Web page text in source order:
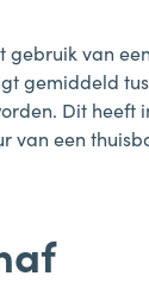
gebruik van
gemiddeld
Dit heeft
van een